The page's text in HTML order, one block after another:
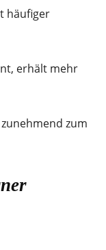
häufiger
erhält mehr
zum